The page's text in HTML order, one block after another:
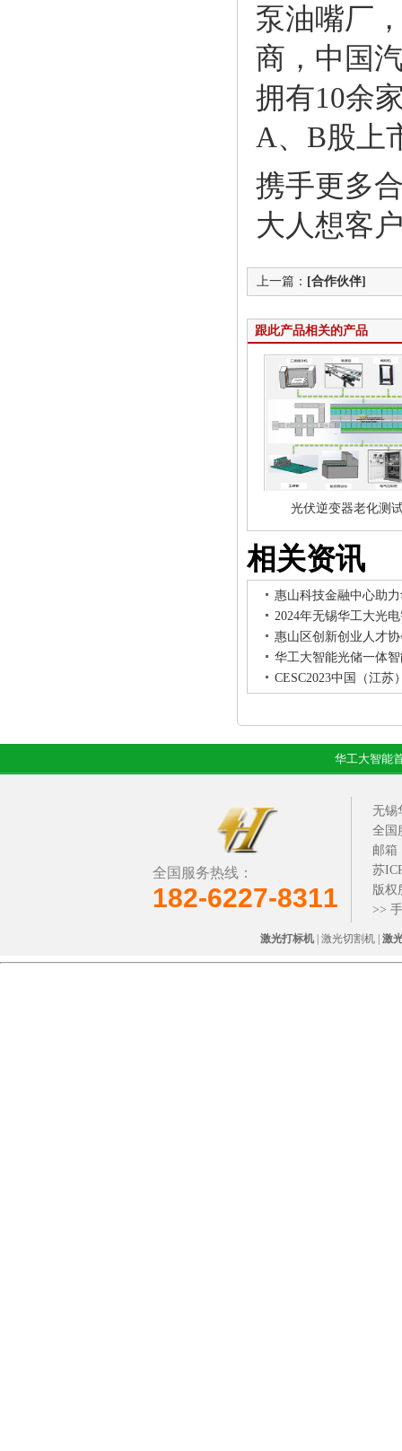
泵油嘴厂
商，中国
拥有10余
A、B股上
携手更多
大人想客
上一篇： [合作伙伴]
跟此产品相关的产品
光伏逆变器老化测
相关资讯
惠山科技金融中心助
2024年无锡华工大光
惠山区创新创业人才
华工大智能光储一体
CESC2023中国（江
华工大智能
全国服务热线：
182-6227-8311
无锡
全国
邮箱
苏
版权
>>
激光打标机 | 激光切割机 | 激